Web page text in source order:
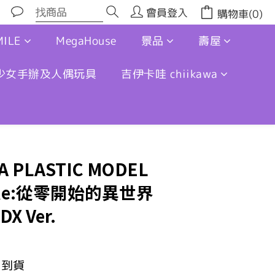
會員登入 購物車(0)
MegaHouse 景品 壽屋
女手辦及人偶玩具 吉伊卡哇 chiikawa
PLASTIC MODEL
從零開始的異世界
Ver.
貨